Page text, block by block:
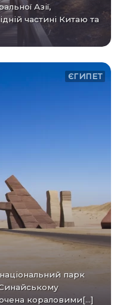
частині Китаю та
ЄГИПЕТ
кораловими[...]